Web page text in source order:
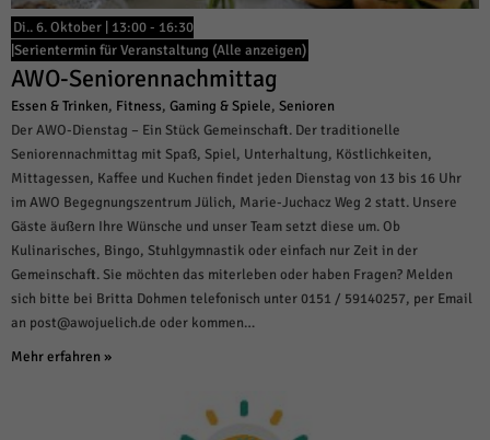
Di.. 6. Oktober | 13:00- 16:30
Serientermin für Veranstaltung (Alle anzeigen)
AWO-Seniorennachmittag
Essen & Trinken, Fitness, Gaming & Spiele, Senioren
Der AWO-Dienstag – Ein Stück Gemeinschaft. Der traditionelle
Seniorennachmittag mit Spaß, Spiel, Unterhaltung, Köstlichkeiten,
Mittagessen, Kaffee und Kuchen findet jeden Dienstag von 13 bis 16 Uhr
im AWO Begegnungszentrum Jülich, Marie-Juchacz Weg 2 statt. Unsere
Gäste äußern Ihre Wünsche und unser Team setzt diese um. Ob
Kulinarisches, Bingo, Stuhlgymnastik oder einfach nur Zeit in der
Gemeinschaft. Sie möchten das miterleben oder haben Fragen? Melden
sich bitte bei Britta Dohmen telefonisch unter 0151 / 59140257, per Email
an post@awojuelich.de oder kommen…
Mehr erfahren »